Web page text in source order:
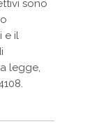
sono
e il
legge,